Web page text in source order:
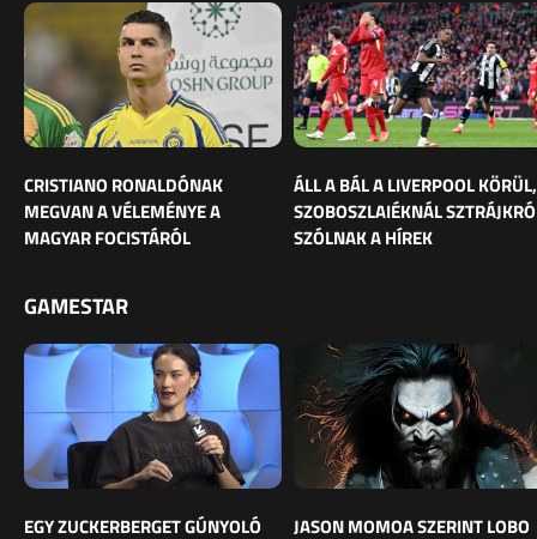
CRISTIANO RONALDÓNAK
MEGVAN A VÉLEMÉNYE A
MAGYAR FOCISTÁRÓL
ÁLL A BÁL A LIVERPOOL KÖRÜL,
SZOBOSZLAIÉKNÁL
SZÓLNAK A HÍREK
GAMESTAR
EGY ZUCKERBERGET GÚNYOLÓ
JASON MOMOA SZERINT LOBO